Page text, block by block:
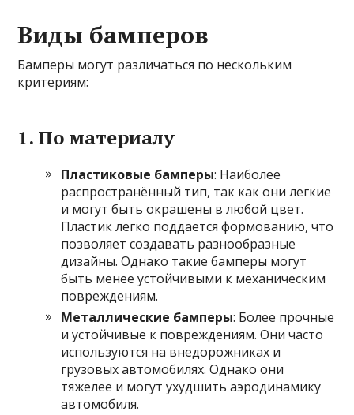
Виды бамперов
Бамперы могут различаться по нескольким
критериям:
1. По материалу
Пластиковые бамперы: Наиболее
распространённый тип, так как они легкие
и могут быть окрашены в любой цвет.
Пластик легко поддается формованию, что
позволяет создавать разнообразные
дизайны. Однако такие бамперы могут
быть менее устойчивыми к механическим
повреждениям.
Металлические бамперы: Более прочные
и устойчивые к повреждениям. Они часто
используются на внедорожниках и
грузовых автомобилях. Однако они
тяжелее и могут ухудшить аэродинамику
автомобиля.